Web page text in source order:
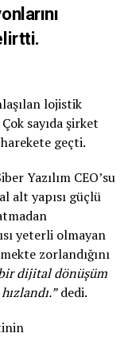
lojistik
sayıda şirket
geçti.
Yazılım CEO’su
alt yapısı güçlü
yeterli olmayan
zorlandığını
dijital dönüşüm
dedi.